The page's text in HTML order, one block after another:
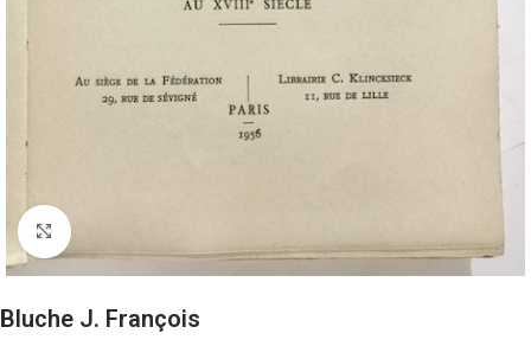
Cliquez pour agrandir
Bluche J. François